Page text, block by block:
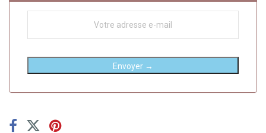
Envoyer →